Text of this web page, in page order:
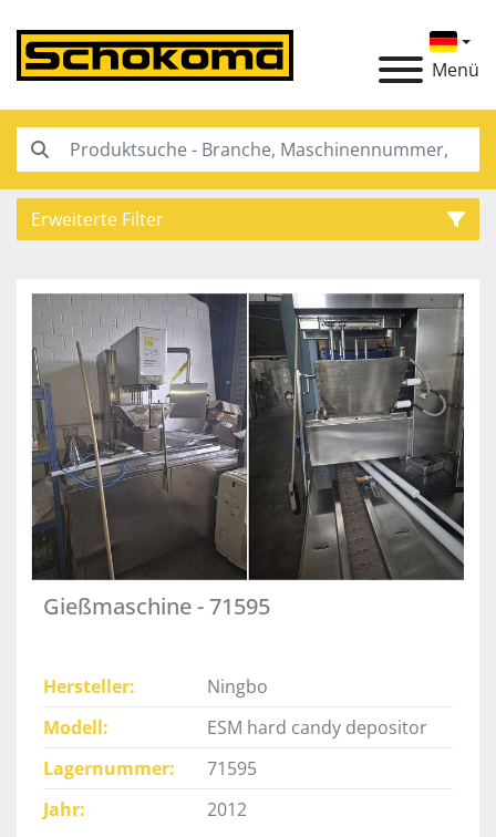
Menü
Erweiterte Filter
Hersteller
Gießmaschine - 71595
Hersteller
Ningbo
Modell
ESM hard candy depositor
Lagernummer
71595
Jahr
2012